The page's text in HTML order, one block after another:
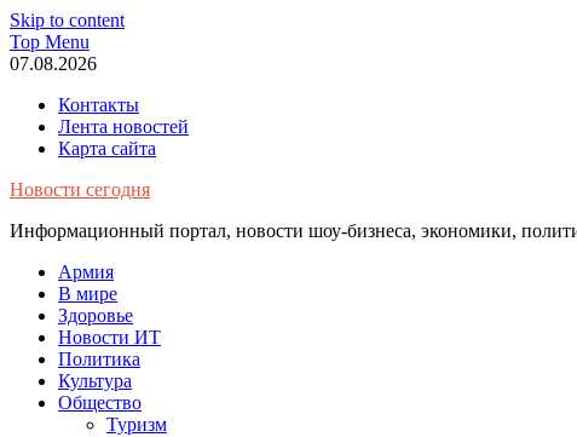
Skip to content
Top Menu
07.08.2026
Контакты
Лента новостей
Карта сайта
Новости сегодня
Информационный портал, новости шоу-бизнеса, экономики,
Армия
В мире
Здоровье
Новости ИТ
Политика
Культура
Общество
Туризм